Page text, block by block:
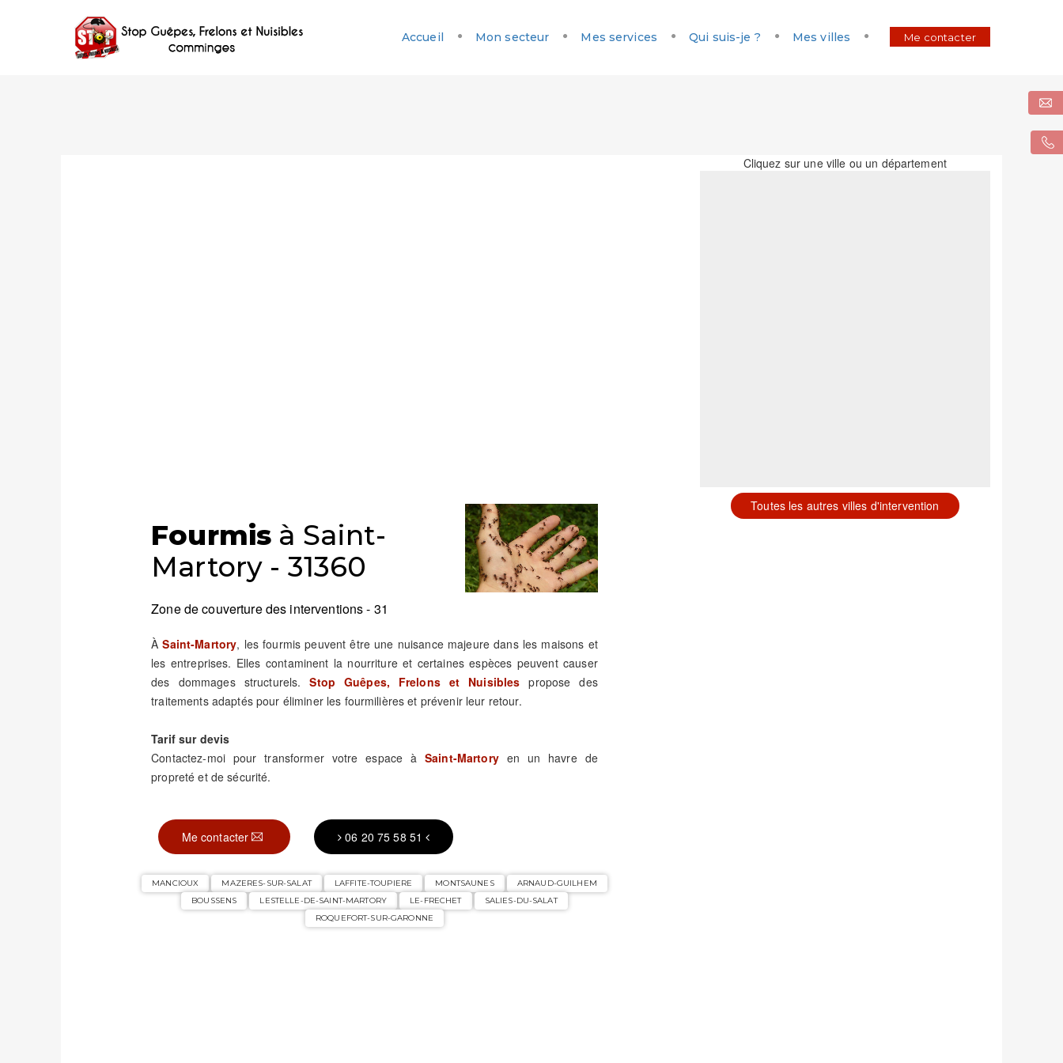
Accueil Mon secteur Mes services Qui suis-je ? Mes villes Me contacter
Fourmis à Saint-
Martory - 31360
Zone de couverture des interventions - 31
ÀSaint-Martory, les fourmis peuvent être une nuisance majeure dans les maisons et
les entreprises. Elles contaminent la nourriture et certaines espèces peuvent causer
des dommages structurels.Stop Guêpes, Frelons et Nuisibles propose des
traitements adaptés pour éliminer les fourmilières et prévenir leur retour.
Tarif sur devis
Contactez-moi pour transformer votre espace à Saint-Martoryen un havre de
propreté et de sécurité.
Me contacter 06 20 75 58 51
MANCIOUX MAZERES-SUR-SALAT LAFFITE-TOUPIERE MONTSAUNES
ARNAUD-GUILHEM
BOUSSENS
LESTELLE-DE-SAINT-MARTORY LE-FRECHET
SALIES-DU-SALAT
ROQUEFORT-SUR-GARONNE
Cliquez sur une ville ou un département
Toutes les autres villes d'intervention